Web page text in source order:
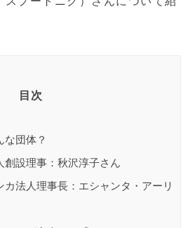
目次
団体？
創設理事：秋沢淳子さん
法人理事長：エシャンタ・アーリ